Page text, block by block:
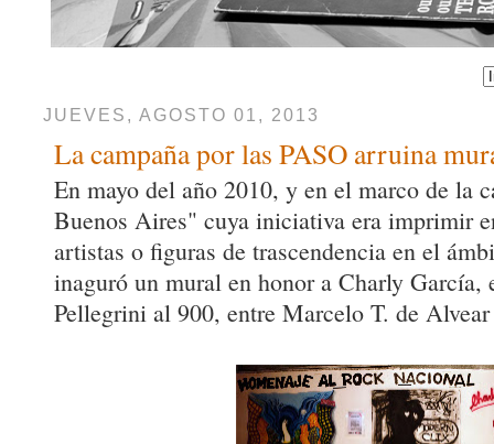
JUEVES, AGOSTO 01, 2013
La campaña por las PASO arruina
En mayo del año 2010, y en el marco de la
Buenos Aires" cuya iniciativa era imprimir
artistas o figuras de trascendencia en el
inaguró un mural en honor a Charly García,
Pellegrini al 900, entre Marcelo T. de Alvear